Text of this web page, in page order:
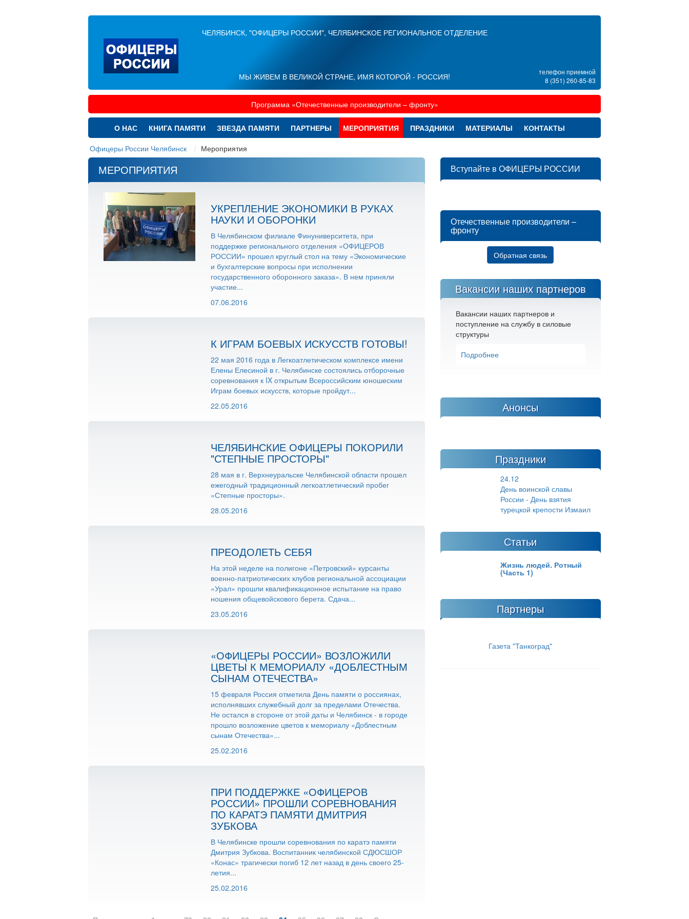
ЧЕЛЯБИНСК, "ОФИЦЕРЫ РОССИИ", ЧЕЛЯБИНСКОЕ РЕГИОНАЛЬНОЕ ОТДЕЛЕНИЕ
МЫ ЖИВЕМ В ВЕЛИКОЙ СТРАНЕ, ИМЯ КОТОРОЙ - РОССИЯ!
телефон приемной
8 (351) 260-85-83
Программа «Отечественные производители – фронту»
О НАС КНИГА ПАМЯТИ ЗВЕЗДА ПАМЯТИ ПАРТНЕРЫ МЕРОПРИЯТИЯ ПРАЗДНИКИ МАТЕРИАЛЫ
КОНТАКТЫ
Офицеры России Челябинск
Мероприятия
МЕРОПРИЯТИЯ
УКРЕПЛЕНИЕ ЭКОНОМИКИ В РУКАХ
НАУКИ И ОБОРОНКИ
В Челябинском филиале Финуниверситета, при
поддержке регионального отделения «ОФИЦЕРОВ
РОССИИ» прошел круглый стол на тему «Экономические
и бухгалтерские вопросы при исполнении
государственного оборонного заказа». В нем приняли
участие...
07.06.2016
К ИГРАМ БОЕВЫХ ИСКУССТВ ГОТОВЫ!
22 мая 2016 года в Легкоатлетическом комплексе имени
Елены Елесиной в г. Челябинске состоялись отборочные
соревнования к IX открытым Всероссийским юношеским
Играм боевых искусств, которые пройдут...
22.05.2016
ЧЕЛЯБИНСКИЕ ОФИЦЕРЫ ПОКОРИЛИ
"СТЕПНЫЕ ПРОСТОРЫ"
28 мая в г. Верхнеуральске Челябинской области прошел
ежегодный традиционный легкоатлетический пробег
«Степные просторы».
28.05.2016
ПРЕОДОЛЕТЬ СЕБЯ
На этой неделе на полигоне «Петровский» курсанты
военно-патриотических клубов региональной ассоциации
«Урал» прошли квалификационное испытание на право
ношения общевойскового берета. Сдача...
23.05.2016
«ОФИЦЕРЫ РОССИИ» ВОЗЛОЖИЛИ
ЦВЕТЫ К МЕМОРИАЛУ «ДОБЛЕСТНЫМ
СЫНАМ ОТЕЧЕСТВА»
15 февраля Россия отметила День памяти о россиянах,
исполнявших служебный долг за пределами Отечества.
Не остался в стороне от этой даты и Челябинск - в городе
прошло возложение цветов к мемориалу «Доблестным
сынам Отечества»...
25.02.2016
ПРИ ПОДДЕРЖКЕ «ОФИЦЕРОВ
РОССИИ» ПРОШЛИ СОРЕВНОВАНИЯ
ПО КАРАТЭ ПАМЯТИ ДМИТРИЯ
ЗУБКОВА
В Челябинске прошли соревнования по каратэ памяти
Дмитрия Зубкова. Воспитанник челябинской СДЮСШОР
«Конас» трагически погиб 12 лет назад в день своего 25-
летия...
25.02.2016
Вступайте в ОФИЦЕРЫ РОССИИ
Отечественные производители –
фронту
Обратная связь
Вакансии наших партнеров
Вакансии наших партнеров и
поступление на службу в силовые
структуры
Подробнее
Анонсы
Праздники
24.12
День воинской славы
России - День взятия
турецкой крепости Измаил
Статьи
Жизнь людей. Ротный
(Часть 1)
Партнеры
Газета "Танкоград"